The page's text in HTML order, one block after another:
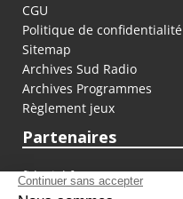
CGU
Politique de confidentialité
Sitemap
Archives Sud Radio
Archives Programmes
Règlement jeux
Partenaires
fiducial.fr